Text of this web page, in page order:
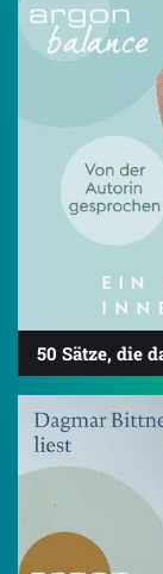
50 Sätze, die